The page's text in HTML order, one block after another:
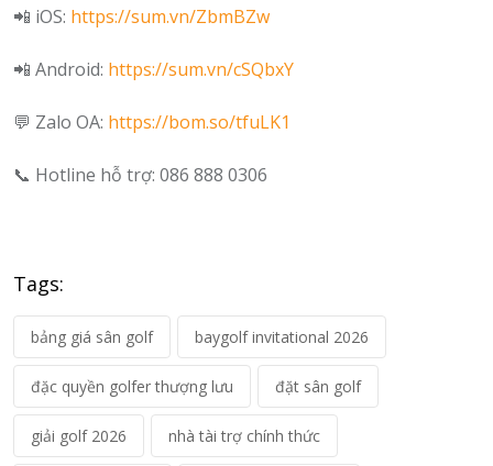
📲 iOS: https://sum.vn/ZbmBZw
📲 Android: https://sum.vn/cSQbxY
💬 Zalo OA: https://bom.so/tfuLK1
📞 Hotline hỗ trợ: 086 888 0306
Tags:
bảng giá sân golf baygolf invitational 2026
đặc quyền golfer thượng lưu đặt sân golf
giải golf 2026 nhà tài trợ chính thức